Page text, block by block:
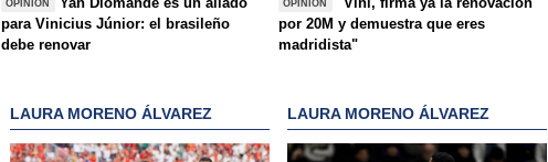
OPINIÓN
para Vinicius Júnior: el brasileño
debe renovar
OPINIÓN
por 20M y demuestra que eres
madridista"
LAURA MORENO ÁLVAREZ LAURA MORENO ÁLVAREZ